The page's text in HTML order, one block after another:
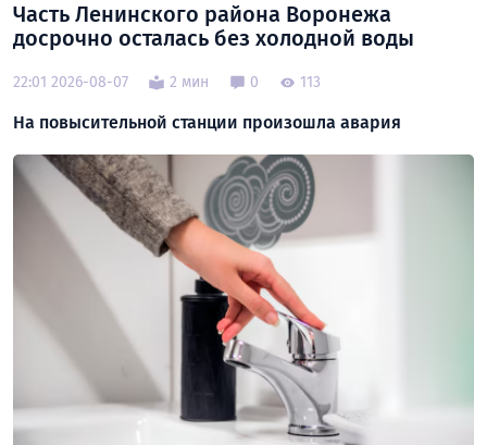
Часть Ленинского района Воронежа
досрочно осталась без холодной воды
22:01 2026-08-07 2 мин 0 113
На повысительной станции произошла авария